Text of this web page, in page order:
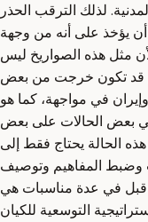
لذلك الترقب الحذر
يؤخذ على أنه من وجهة
مثل هذه الصواريخ ليس
قد تكون خرجت من بعض
في مواجهة، كما هو
بعض الحالات على بعض
الحالة يحتاج فقط إلى
وضبط المفاهيم وتوصيف
في عدة مناسبات هي
التوسعية للكيان